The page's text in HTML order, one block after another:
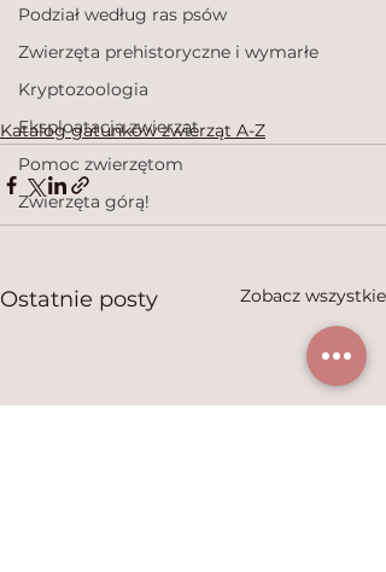
Podział według ras psów
Zwierzęta prehistoryczne i wymarłe
Kryptozoologia
Eksploatacja zwierząt
Pomoc zwierzętom
Zwierzęta górą!
Katalog gatunków zwierząt A-Z
Ostatnie posty Zobacz wszystkie